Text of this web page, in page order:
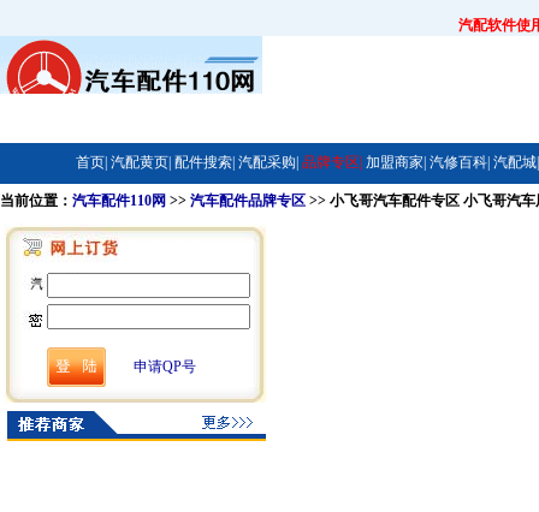
汽配软件使
首页| 汽配黄页| 配件搜索| 汽配采购| 品牌专区| 加盟商家| 汽修百科| 汽配城|
当前位置： 汽车配件110网 >> 汽车配件品牌专区 >> 小飞哥汽车配件专区 小飞哥汽
申请QP号